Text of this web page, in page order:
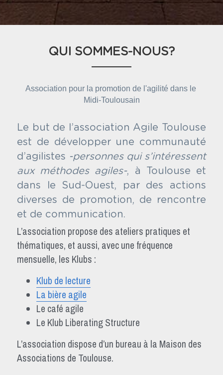
QUI SOMMES-NOUS?
Association pour la promotion de l'agilité dans le
Midi-Toulousain
Le but de l’association Agile Toulouse
est de développer une communauté
d’agilistes -personnes qui s’intéressent
aux méthodes agiles-, à Toulouse et
dans le Sud-Ouest, par des actions
diverses de promotion, de rencontre
et de communication.
L’association propose des ateliers pratiques et
thématiques, et aussi, avec une fréquence
mensuelle, les Klubs :
Klub de lecture
La bière agile
Le café agile
Le Klub Liberating Structure
L’association dispose d’un bureau à la Maison des
Associations de Toulouse.